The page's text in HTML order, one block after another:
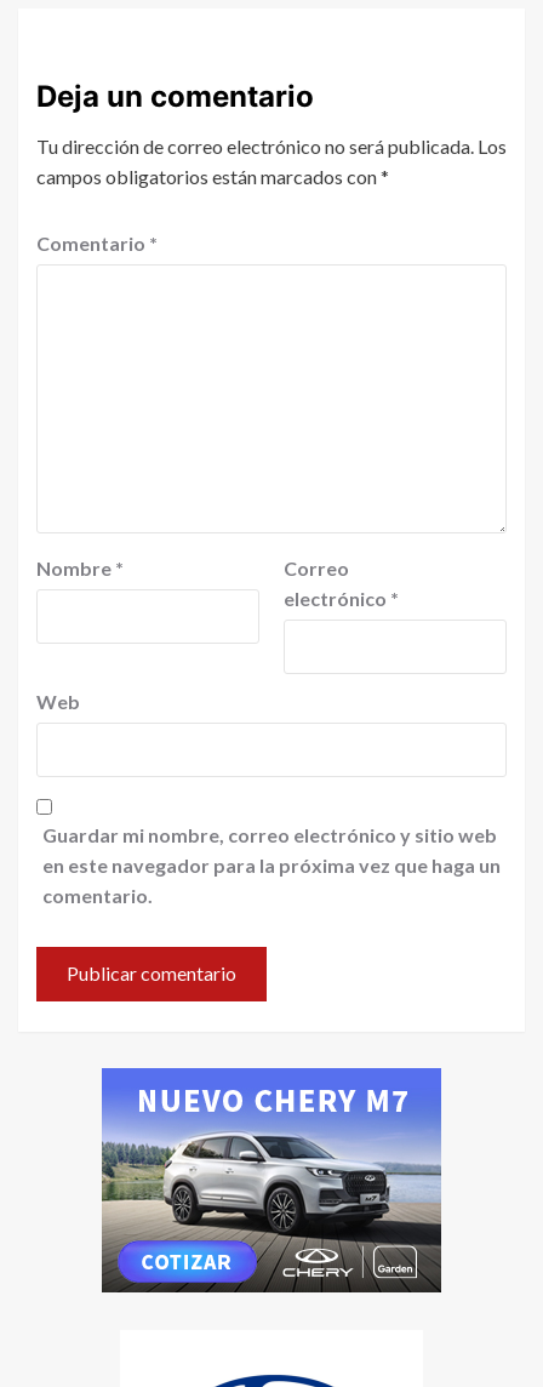
Deja un comentario
Tu dirección de correo electrónico no será publicada. Los
campos obligatorios están marcados con*
Comentario *
Nombre *
Correo
electrónico *
Web
Guardar mi nombre, correo electrónico y sitio web
en este navegador para la próxima vez que haga un
comentario.